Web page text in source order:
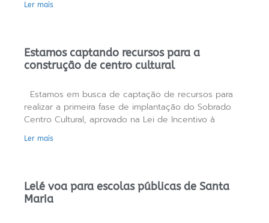
Ler mais
Estamos captando recursos para a
construção de centro cultural
Estamos em busca de captação de recursos para
realizar a primeira fase de implantação do Sobrado
Centro Cultural, aprovado na Lei de Incentivo à
Ler mais
Lelé voa para escolas públicas de Santa
Maria